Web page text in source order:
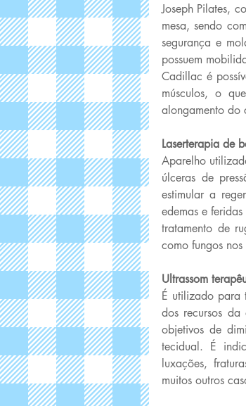
Joseph Pilates,
mesa, sendo
segurança e
possuem
Cadillac é
músculos, o
alongamento do
Laserterapia de
Aparelho
úlceras de
estimular a
edemas e
tratamento de
como fungos
Ultrassom
É utilizado para
dos recursos
objetivos de
tecidual. É
luxações,
muitos outros